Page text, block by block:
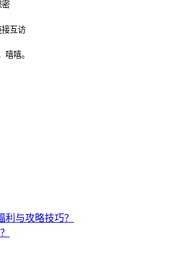
密
接互访
嘻嘻。
与攻略技巧？